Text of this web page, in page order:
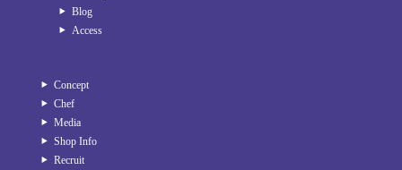
Blog
Access
Concept
Chef
Media
Shop Info
Recruit